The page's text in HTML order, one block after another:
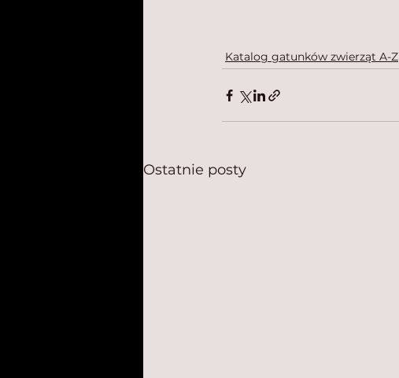
Katalog gatunków zwierząt A-Z
Ostatnie posty